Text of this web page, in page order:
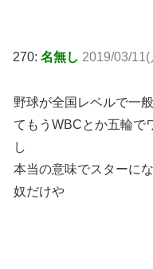
270: 名無し 2019/03/
野球が全国レベルで一
てもうWBCとか五輪で
し
本当の意味でスターに
奴だけや